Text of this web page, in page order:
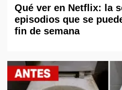
Qué ver en Netflix: la
episodios que se
fin de semana